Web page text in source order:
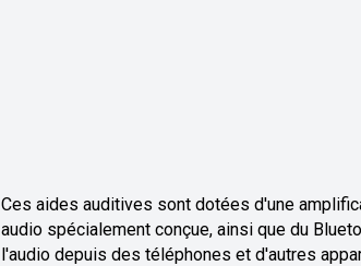
Ces aides auditives sont dotées d'une
audio spécialement conçue, ainsi que du
l'audio depuis des téléphones et d'autres